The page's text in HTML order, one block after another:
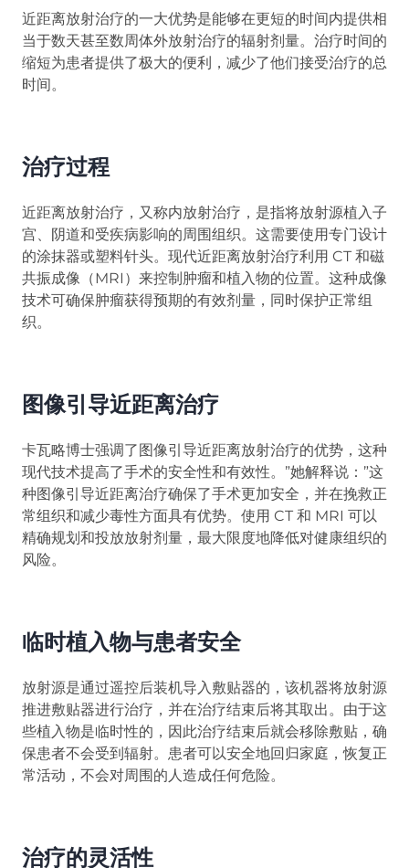
近距离放射治疗的一大优势是能够在更短的时间内提供相
当于数天甚至数周体外放射治疗的辐射剂量。治疗时间的
缩短为患者提供了极大的便利，减少了他们接受治疗的总
时间。
治疗过程
近距离放射治疗，又称内放射治疗，是指将放射源植入子
宫、阴道和受疾病影响的周围组织。这需要使用专门设计
的涂抹器或塑料针头。现代近距离放射治疗利用 CT 和磁
共振成像（MRI）来控制肿瘤和植入物的位置。这种成像
技术可确保肿瘤获得预期的有效剂量，同时保护正常组
织。
图像引导近距离治疗
卡瓦略博士强调了图像引导近距离放射治疗的优势，这种
现代技术提高了手术的安全性和有效性。”她解释说：”这
种图像引导近距离治疗确保了手术更加安全，并在挽救正
常组织和减少毒性方面具有优势。使用 CT 和 MRI 可以
精确规划和投放放射剂量，最大限度地降低对健康组织的
风险。
临时植入物与患者安全
放射源是通过遥控后装机导入敷贴器的，该机器将放射源
推进敷贴器进行治疗，并在治疗结束后将其取出。由于这
些植入物是临时性的，因此治疗结束后就会移除敷贴，确
保患者不会受到辐射。患者可以安全地回归家庭，恢复正
常活动，不会对周围的人造成任何危险。
治疗的灵活性